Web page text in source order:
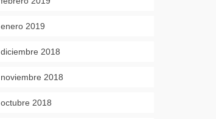
enero 2019
diciembre 2018
noviembre 2018
octubre 2018